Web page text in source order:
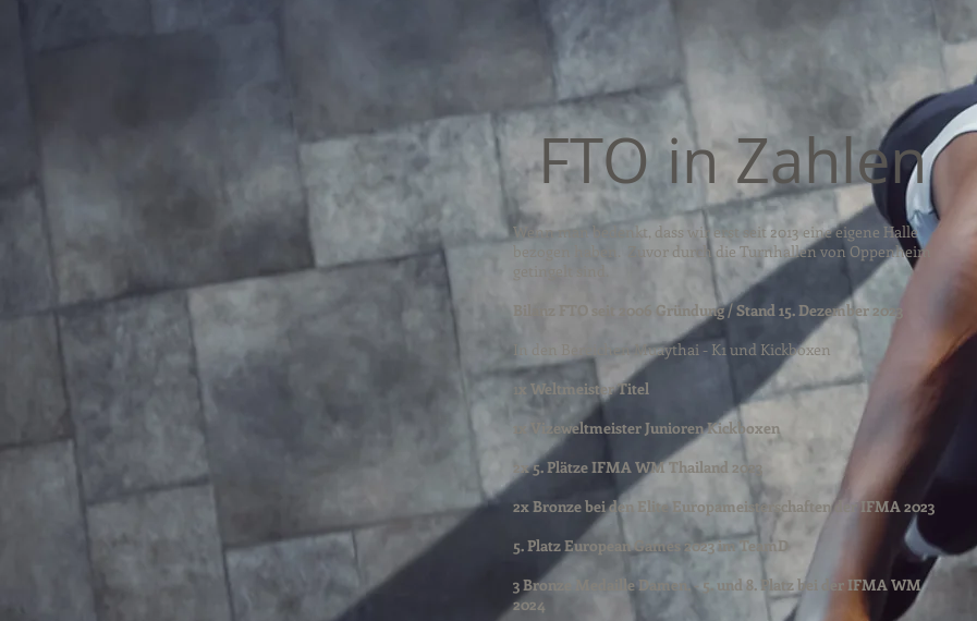
FTO in Zahlen
Wenn man bedenkt, dass wir erst seit 2013 eine eigene Halle
bezogen haben. Zuvor durch die Turnhallen von Oppenheim
Bilanz FTO seit 2006 Gründung /Stand 15. Dezember 2023
In den Bereichen Muaythai - K1 und Kickboxen
x Weltmeister Titel
1x Vizeweltmeister Junioren Kickboxen
2x 5. Plätze IFMA WM Thailand 2023
2x Bronze bei den Elite Europameisterschaften der IFMA 2023
5. Platz European Games 2023 im TeamD
3 Bronze Medaille Damen. - 5. und 8. Platz bei der IFMA WM
2024